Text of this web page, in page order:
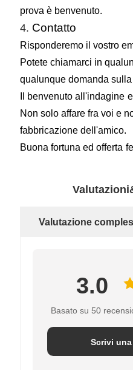
prova è benvenuto.
4. Contatto
Risponderemo il vostro
Potete chiamarci in
qualunque domanda
Il benvenuto all'indagine
Non solo affare fra voi e
fabbricazione dell'amico.
Buona fortuna ed offerta
Valutazione
3.0
Basato su 50
Scrivi